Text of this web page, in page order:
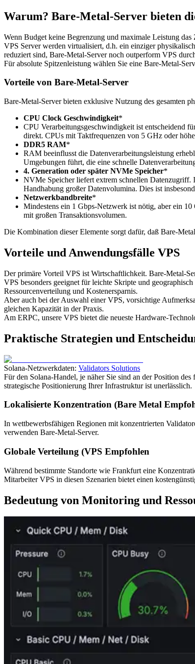
Warum? Bare-Metal-Server bieten
Wenn Budget keine Begrenzung und maximale Leistung
VPS Server werden virtualisiert, d.h. ein einziger
reduziert sind, Bare-Metal-Server noch outperform VPS
Für absolute Spitzenleistung wählen Sie eine Bare-Metal-
Vorteile von Bare-Metal-Server
Bare-Metal-Server bieten exklusive Nutzung des gesamten
CPU Clock Geschwindigkeit*
CPU Verarbeitungsgeschwindigkeit ist entscheidend
direkt. CPUs mit Taktfrequenzen von 5 GHz oder
DDR5 RAM*
RAM beeinflusst die Datenverarbeitungsleistung
Umgebungen führt, die eine schnelle
4. Generation oder später NVMe Speicher*
NVMe Speicher liefert extrem schnellen Datenzugriff.
Handhabung großer Datenvolumina. Dies ist
Netzwerkbandbreite*
Mindestens ein 1 Gbps-Netzwerk ist nötig, aber ein
mit großen Transaktionsvolumen.
Die Kombination dieser Elemente sorgt dafür, daß Bare-
Vorteile und Anwendungsfälle VPS
Der primäre Vorteil VPS ist Wirtschaftlichkeit. Bare-Metal-
VPS besonders geeignet für leichte Skripte und
Ressourcenverteilung und Kostenersparnis.
Aber auch bei der Auswahl einer VPS, vorsichtige
gleichen Kapazität in der Praxis.
Am ERPC, unsere VPS bietet die neueste Hardware-
Praktische Strategien und
Solana-Netzwerkdaten: Validators Solutions
Für den Solana-Handel, je näher Sie sind an der Position
strategische Positionierung Ihrer Infrastruktur ist unerlässlich.
Lokalisierte Konzentration (Bare Metal
In wettbewerbsfähigen Regionen mit konzentrierten
verwenden Bare-Metal-Server.
Globale Verteilung (VPS Empfohlen
Während bestimmte Standorte wie Frankfurt eine
Mitarbeiter VPS in diesen Szenarien bietet einen
Bedeutung von Monitoring und